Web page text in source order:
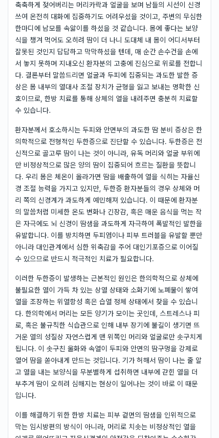
축축하게 젖어버리는 머리카락과 얼굴을 보며 남들의 시선이 신경
쓰여 온전히 대화에 집중하기도 어려우셨을 것이고, 주변의 무심한
한마디에 남모를 속앓이를 하셨을 것 같습니다. 몸에 좋다는 보양
식을 챙겨 먹어도 오히려 땀이 더 나니 도대체 내 몸이 어디서부터
잘못된 것인지 답답하고 막막하셨을 텐데, 매 순간 손수건을 손에
서 놓지 못하며 지내오신 환자분의 고충에 진심으로 위로를 전합니
다. 결론부터 말씀드리면 얼굴과 두피에 집중되는 과도한 발한 증
상은 몸 내부의 열대사 조절 장치가 균형을 잃고 보내는 명확한 신
호이므로, 한방 치료를 통해 상체의 열을 내려주면 충분히 치료할
수 있습니다.
환자분께서 호소하시는 두피와 안면부의 과도한 땀 분비 증상은 한
의학적으로 전형적인 두한증으로 진단할 수 있습니다. 두한증은 전
신적으로 골고루 땀이 나는 것이 아니라, 유독 머리와 얼굴 부위에
만 비정상적으로 많은 양의 땀이 집중되어 흐르는 질환을 뜻합니
다. 우리 몸은 체온이 올라가면 땀을 배출하여 열을 식히는 자율신
경 조절 능력을 가지고 있지만, 두한증 환자분들의 경우 상체와 머
리 쪽의 신경계가 과도하게 예민해져 있습니다. 이 때문에 환자분
의 말씀처럼 미세한 온도 변화나 긴장감, 혹은 매운 음식을 먹는 작
은 자극에도 뇌 신경이 땀샘을 과도하게 자극하여 폭발적인 발한을
유발합니다. 이를 방치하면 두피염이나 피부 트러블을 유발할 뿐만
아니라 대인관계에서 심한 위축감을 주어 대인기포증으로 이어질
수 있으므로 반드시 적극적인 치료가 필요합니다.
이러한 두한증이 발생하는 근본적인 원인은 한의학적으로 상체에
불필요한 열이 가득 차 있는 상열 상태와 소화기에 노폐물이 쌓여
열을 조장하는 위열항성 혹은 습열 정체 상태에서 찾을 수 있습니
다. 한의학에서 머리는 모든 양기가 모이는 곳인데, 스트레스나 피
로, 혹은 불규칙한 식습관으로 인해 내부 장기에 불길이 생기면 뜨
거운 열의 성질상 자연스럽게 맨 위쪽인 머리와 얼굴로만 솟구치게
됩니다. 이 솟구친 울화와 속열이 두피와 안면의 땀구멍을 강제로
열어 땀을 쏟아내게 만드는 것입니다. 기가 허해서 땀이 나는 줄 알
고 열을 내는 보양식을 무분별하게 섭취하면 내부에 갇힌 열을 더
부추겨 땀이 오히려 심해지는 현상이 일어나는 것이 바로 이 때문
입니다.
이를 해결하기 위한 한방 치료는 피부 겉면의 땀샘을 인위적으로
막는 임시방편의 방식이 아니라, 머리로 치솟는 비정상적인 열을